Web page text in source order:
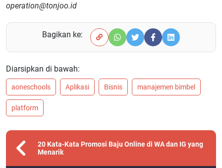
operation@tonjoo.id
Bagikan ke:
Diarsipkan di bawah:
aoneschools Aplikasi Bisnis manajemen bimbel
platform
20 Kata-Kata Promosi Baju Online di WA dan IG yang
Menarik